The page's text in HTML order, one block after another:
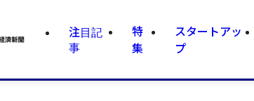
注目記
事
特
集
スタートアッ
プ